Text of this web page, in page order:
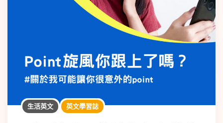
生活英文 英文學習誌